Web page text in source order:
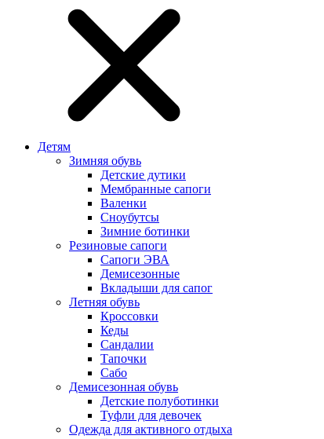
Детям
Зимняя обувь
Детские дутики
Мембранные сапоги
Валенки
Сноубутсы
Зимние ботинки
Резиновые сапоги
Сапоги ЭВА
Демисезонные
Вкладыши для сапог
Летняя обувь
Кроссовки
Кеды
Сандалии
Тапочки
Сабо
Демисезонная обувь
Детские полуботинки
Туфли для девочек
Одежда для активного отдыха